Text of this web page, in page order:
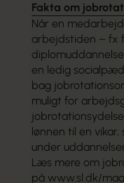
Fakta om
Når en
arbejdstiden – fx
en ledig
bag
muligt for
lønnen til en
under
Læs mere om
på www.sl.dk/